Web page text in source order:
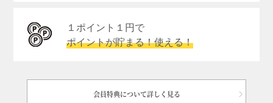
１ポイント１円で
ポイントが貯まる！使える！
会員特典について詳しく見る